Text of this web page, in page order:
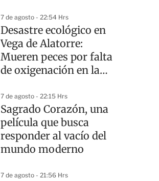
7 de agosto - 22:54 Hrs
Desastre ecológico en
Vega de Alatorre:
Mueren peces por falta
de oxigenación en la
7 de agosto - 22:15 Hrs
Sagrado Corazón, una
película que busca
responder al vacío del
mundo moderno
7 de agosto - 21:56 Hrs